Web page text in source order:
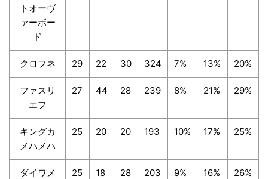
トオーヴ
ァーボー
ド
クロフネ 29 22 30 324 7% 13% 20%
ファスリ
エフ
27 44 28 239 8% 21% 29%
キングカ
メハメハ
25 20 20 193 10% 17% 25%
ダイワメ
25 18 28 203 9% 16% 26%